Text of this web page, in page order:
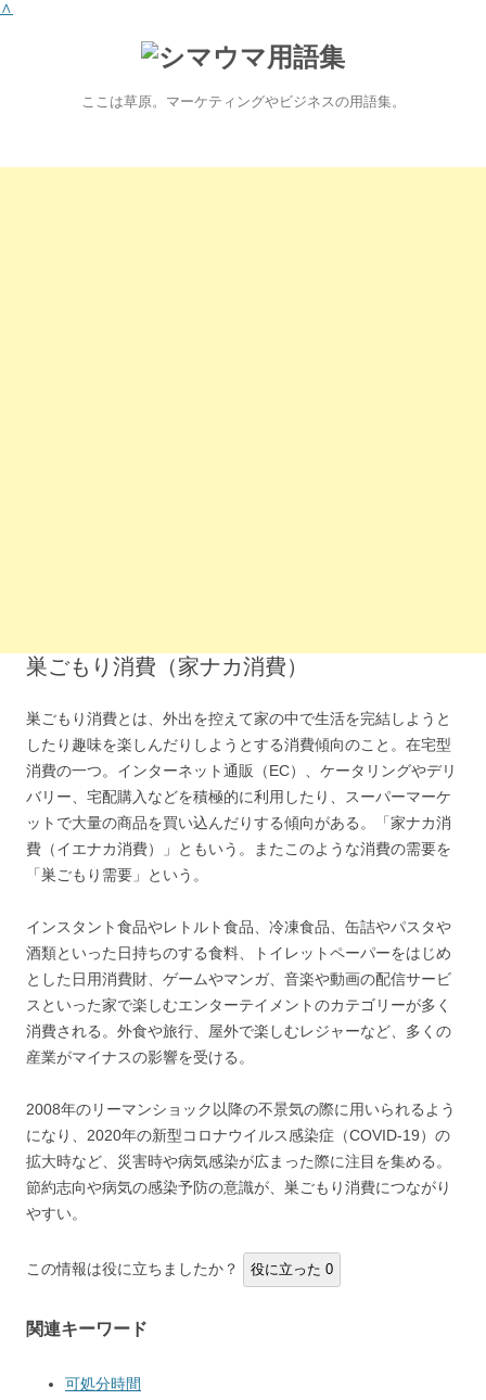
∧
ここは草原。マーケティングやビジネスの用語集。
巣ごもり消費（家ナカ消費）
巣ごもり消費とは、外出を控えて家の中で生活を完結しようと
したり趣味を楽しんだりしようとする消費傾向のこと。在宅型
消費の一つ。インターネット通販（EC）、ケータリングやデリ
バリー、宅配購入などを積極的に利用したり、スーパーマーケ
ットで大量の商品を買い込んだりする傾向がある。「家ナカ消
費（イエナカ消費）」ともいう。またこのような消費の需要を
「巣ごもり需要」という。
インスタント食品やレトルト食品、冷凍食品、缶詰やパスタや
酒類といった日持ちのする食料、トイレットペーパーをはじめ
とした日用消費財、ゲームやマンガ、音楽や動画の配信サービ
スといった家で楽しむエンターテイメントのカテゴリーが多く
消費される。外食や旅行、屋外で楽しむレジャーなど、多くの
産業がマイナスの影響を受ける。
2008年のリーマンショック以降の不景気の際に用いられるよう
になり、2020年の新型コロナウイルス感染症（COVID-19）の
拡大時など、災害時や病気感染が広まった際に注目を集める。
節約志向や病気の感染予防の意識が、巣ごもり消費につながり
やすい。
この情報は役に立ちましたか？ 役に立った 0
関連キーワード
可処分時間